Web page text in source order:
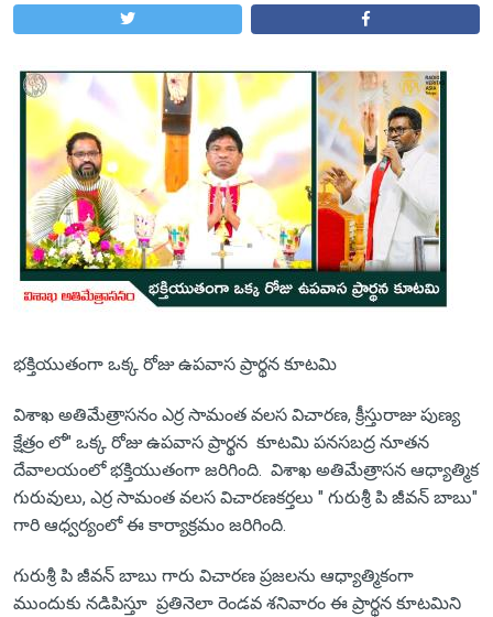
భక్తియుతంగా ఒక్క రోజు ఉపవాస ప్రార్థన కూటమి
విశాఖ అతిమేత్రాసనం ఎర్ర సామంత వలస విచారణ, క్రీస్తురాజు పుణ్య
క్షేత్రం లో" ఒక్క రోజు ఉపవాస ప్రార్థన కూటమి పనసబద్ర నూతన
దేవాలయంలో భక్తియుతంగా జరిగింది. విశాఖ అతిమేత్రాసన ఆధ్యాత్మిక
గురువులు, ఎర్ర సామంత వలస విచారణకర్తలు " గురుశ్రీ పి జీవన్ బాబు"
గారి ఆధ్వర్యంలో ఈ కార్యాక్రమం జరిగింది.
గురుశ్రీ పి జీవన్ బాబు గారు విచారణ ప్రజలను ఆధ్యాత్మికంగా
ముందుకు నడిపిస్తూ ప్రతినెలా రెండవ శనివారం ఈ ప్రార్థన కూటమిని